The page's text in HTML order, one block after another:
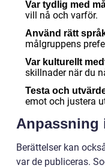
Var tydlig med
vill nå och varför.
Använd rätt
målgruppens
Var kulturellt
skillnader när du
Testa och
emot och justera
Anpassning
Berättelser kan
var de publiceras.